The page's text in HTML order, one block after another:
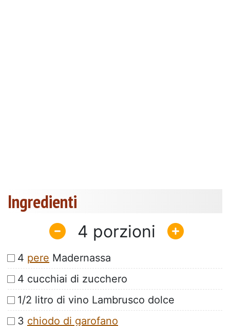
Ingredienti
4
4 pere Madernassa
4 cucchiai di zucchero
1/2 litro di vino Lambrusco dolce
3 chiodo di garofano